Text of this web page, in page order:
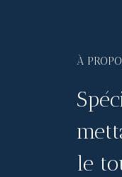
À
le